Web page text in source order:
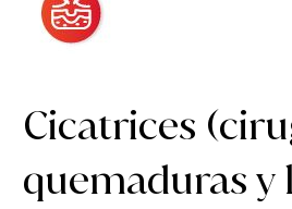
Cicatrices
quemaduras y